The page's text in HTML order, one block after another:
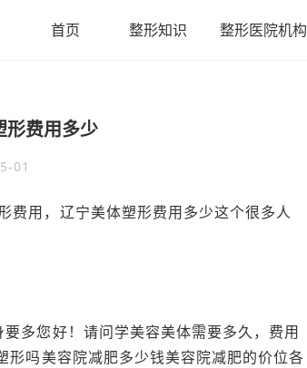
首页 整形知识 整形医院机构
形费用多少
01
费用，辽宁美体塑形费用多少这个很多人
多您好！请问学美容美体需要多久，费用
吗美容院减肥多少钱美容院减肥的价位各